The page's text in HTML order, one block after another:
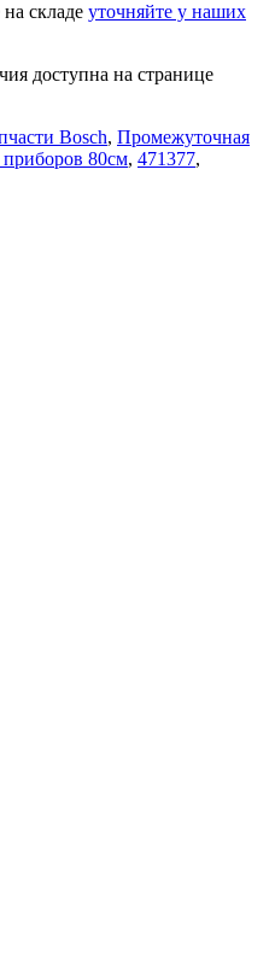
складе уточняйте у наших
доступна на странице
Bosch, Промежуточная
приборов 80см, 471377,